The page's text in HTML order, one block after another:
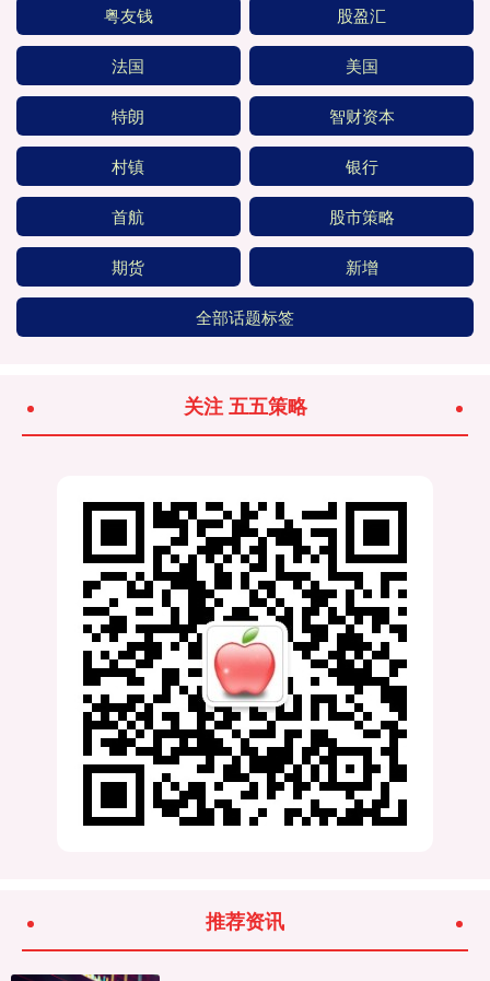
粤友钱 股盈汇
法国 美国
特朗 智财资本
村镇 银行
首航 股市策略
期货 新增
全部话题标签
关注 五五策略
推荐资讯